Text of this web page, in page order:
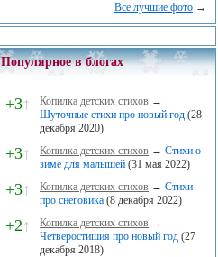
Все лучшие фото →
Популярное в блогах
+3↑ Копилка детских стихов →
Шуточные стихи про новый год (28
декабря 2020)
+3↑ Копилка детских стихов → Стихи о
зиме для малышей (31 мая 2022)
+3↑ Копилка детских стихов → Стихи
про снеговика (8 декабря 2022)
+2↑ Копилка детских стихов →
Четверостишия про новый год (27
декабря 2018)